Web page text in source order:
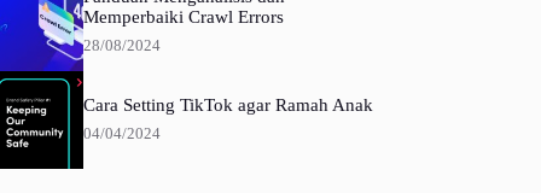
Memperbaiki Crawl Errors
28/08/2024
Cara Setting TikTok agar Ramah Anak
04/04/2024